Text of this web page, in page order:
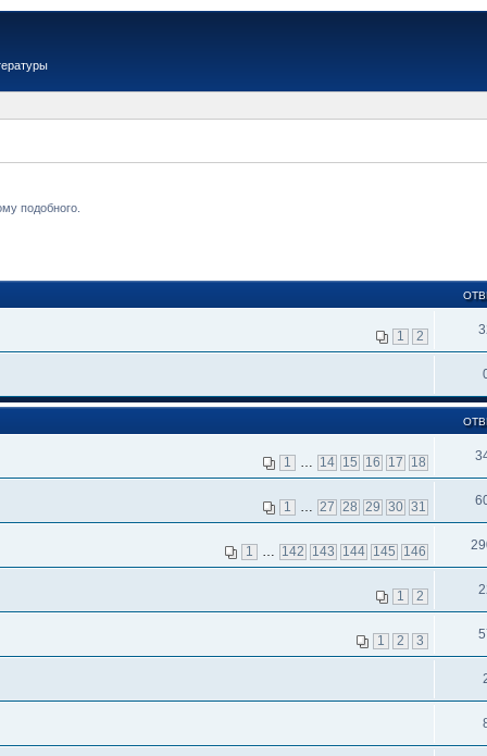
подобного.
1 2
1 14 15 16 17 18
1 27 28 29 30 31
1 142 143 144 145 146
1 2
1 2 3